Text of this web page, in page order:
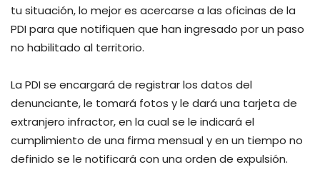
tu situación, lo mejor es acercarse a las oficinas de la
PDI para que notifiquen que han ingresado por un paso
no habilitado al territorio.
La PDI se encargará de registrar los datos del
denunciante, le tomará fotos y le dará una tarjeta de
extranjero infractor, en la cual se le indicará el
cumplimiento de una firma mensual y en un tiempo no
definido se le notificará con una orden de expulsión.